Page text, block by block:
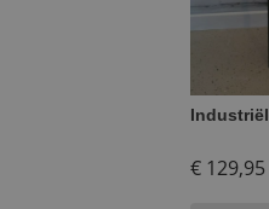
€129,95